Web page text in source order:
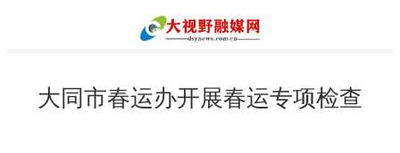
大同市春运办开展春运专项检查